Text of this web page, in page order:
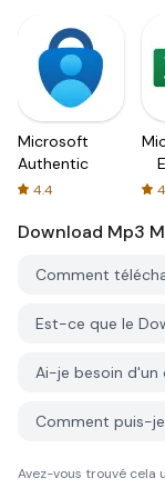
Microsoft
Authenticator
4.4
Download Mp3
Avez-vous trouvé cela